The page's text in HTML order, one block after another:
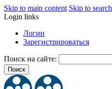
Skip to main content Skip to search
Login links
Логин
Зарегистрироваться
Поиск на сайте: